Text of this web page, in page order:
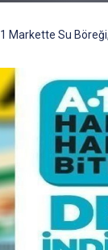
Markette Su